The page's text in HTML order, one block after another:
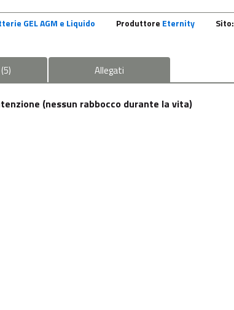
GEL AGM e Liquido Produttore Eternity Sito:
(5) Allegati
(nessun rabbocco durante la vita)